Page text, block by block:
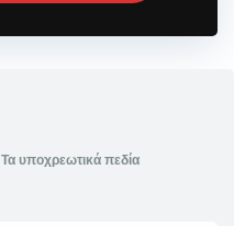
Τα υποχρεωτικά πεδία